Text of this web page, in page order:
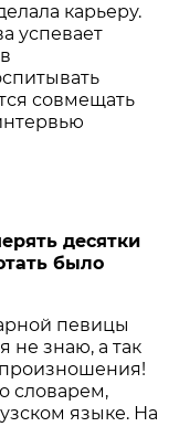
карьеру.
успевает
совмещать
десятки
было
певицы
не знаю, а так
произношения!
словарем,
языке. На